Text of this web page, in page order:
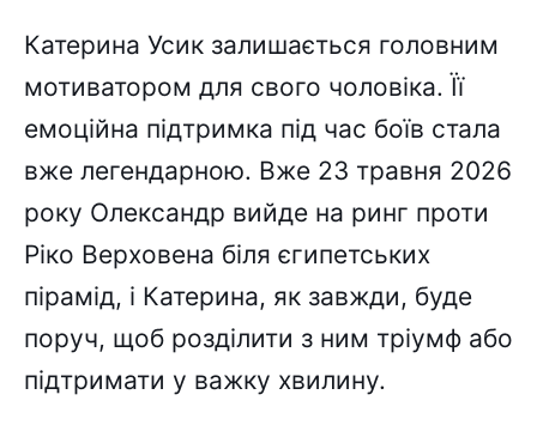
Катерина Усик залишається головним
мотиватором для свого чоловіка. Її
емоційна підтримка під час боїв стала
вже легендарною. Вже 23 травня 2026
року Олександр вийде на ринг проти
Ріко Верховена біля єгипетських
пірамід, і Катерина, як завжди, буде
поруч, щоб розділити з ним тріумф або
підтримати у важку хвилину.